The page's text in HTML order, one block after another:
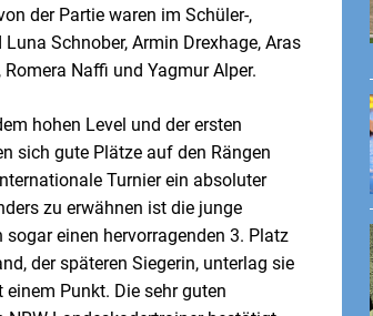
der Partie waren im Schüler-,
Schnober, Armin Drexhage, Aras
Naffi und Yagmur Alper.
hohen Level und der ersten
sich gute Plätze auf den Rängen
Turnier ein absoluter
zu erwähnen ist die junge
einen hervorragenden 3. Platz
der späteren Siegerin, unterlag sie
Punkt. Die sehr guten